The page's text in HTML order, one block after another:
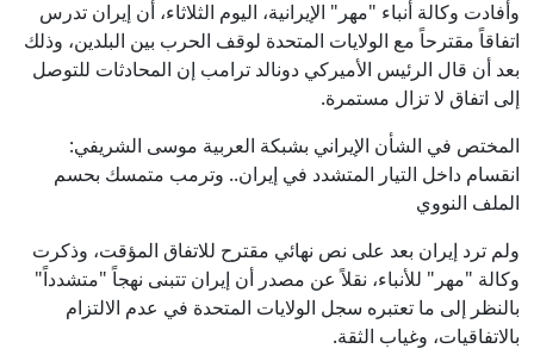
مئات العرب واليهود يتظاهرون في يافا
رفضًا للعنف والعنصرية والبؤر الاستيطانية
النائب يوآف سيغالوفيتش يعلن رسميًا
رئيس الموساد يعزل مسؤولين بارزين
عقب فشل محاولات "إسقاط النظام في
وأفادت وكالة أنباء "مهر" الإيرانية، اليوم الثلاثاء، أن إيران تدرس
اتفاقاً مقترحاً مع الولايات المتحدة لوقف الحرب بين البلدين، وذلك
بعد أن قال الرئيس الأميركي دونالد ترامب إن المحادثات للتوصل
إلى اتفاق لا تزال مستمرة.
المختص في الشأن الإيراني بشبكة العربية موسى الشريفي:
انقسام داخل التيار المتشدد في إيران.. وترمب متمسك بحسم
الملف النووي
ولم ترد إيران بعد على نص نهائي مقترح للاتفاق المؤقت، وذكرت
وكالة "مهر" للأنباء، نقلاً عن مصدر أن إيران تتبنى نهجاً "متشدداً"
بالنظر إلى ما تعتبره سجل الولايات المتحدة في عدم الالتزام
بالاتفاقيات، وغياب الثقة.